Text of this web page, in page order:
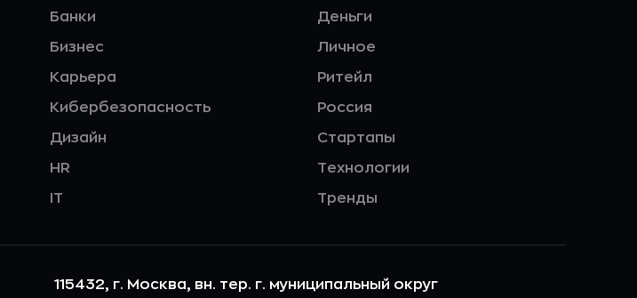
Банки
Бизнес
Карьера
Кибербезопасность
Дизайн
HR
IT
Деньги
Личное
Ритейл
Россия
Стартапы
Технологии
Тренды
115432, г. Москва, вн. тер. г. муниципальный округ